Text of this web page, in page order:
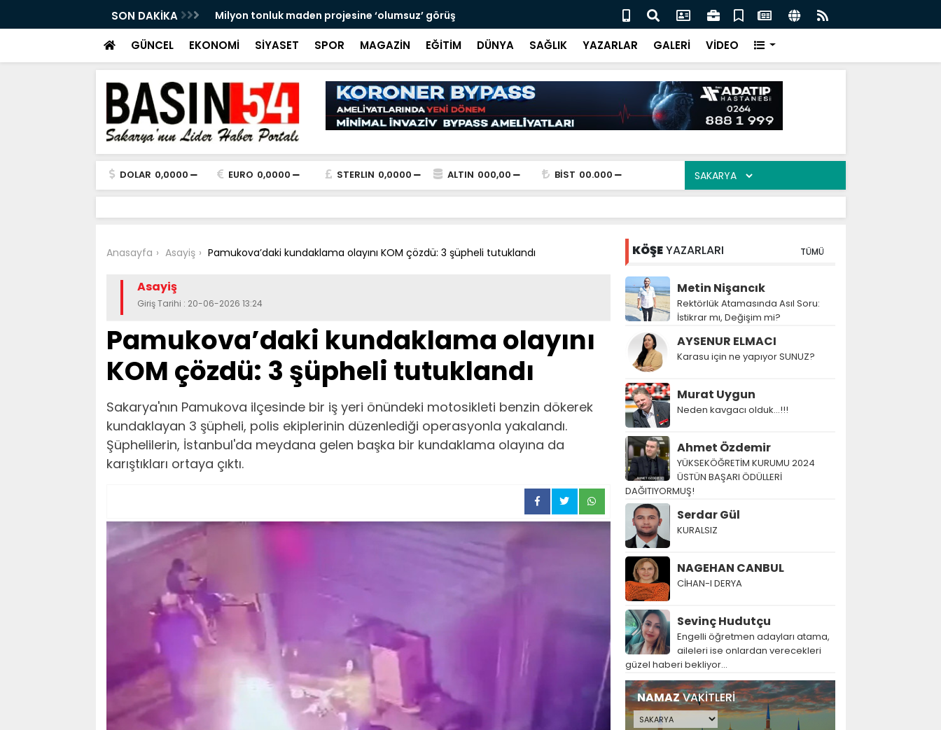
SON DAKİKA 500 metrelik kaçak ağ ele geçirildi Manolya Sokak’ta 17 Ağustos’un izleri: Eski yapılar dikkat çekiyor
GÜNCEL EKONOMİ SİYASET SPOR MAGAZİN EĞİTİM DÜNYA SAĞLIK YAZARLAR GALERİ VİDEO
DOLAR 0,0000 EURO 0,0000 STERLIN 0,0000 ALTIN 000,00 BİST 00.000
Anasayfa Asayiş Pamukova’daki kundaklama olayını KOM çözdü: 3 şüpheli tutuklandı
Asayiş
Giriş Tarihi : 20-06-2026 13:24
Pamukova’daki kundaklama olayını
KOM çözdü: 3 şüpheli tutuklandı
Sakarya'nın Pamukova ilçesinde bir iş yeri önündeki motosikleti benzin dökerek
kundaklayan 3 şüpheli, polis ekiplerinin düzenlediği operasyonla yakalandı.
Şüphelilerin, İstanbul'da meydana gelen başka bir kundaklama olayına da
karıştıkları ortaya çıktı.
KÖŞEYAZARLARI TÜMÜ
Metin Nişancık
Rektörlük Atamasında Asıl Soru:
İstikrar mı, Değişim mi?
AYSENUR ELMACI
Karasu için ne yapıyor SUNUZ?
Murat Uygun
Neden kavgacı olduk…!!!
Ahmet Özdemir
YÜKSEKÖĞRETİM KURUMU 2024
ÜSTÜN BAŞARI ÖDÜLLERİ
DAĞITIYORMUŞ!
Serdar Gül
KURALSIZ
NAGEHAN CANBUL
CİHAN-I DERYA
Sevinç Hudutçu
Engelli öğretmen adayları atama,
aileleri ise onlardan verecekleri
güzel haberi bekliyor...
NAMAZVAKİTLERİ